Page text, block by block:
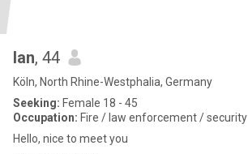
Ian, 44
Köln, North Rhine-Westphalia, Germany
Seeking: Female 18 - 45
Occupation: Fire / law enforcement / security
Hello, nice to meet you